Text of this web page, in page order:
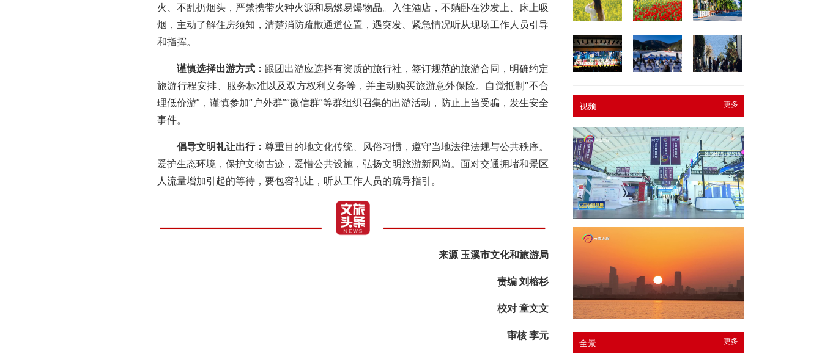
火、不乱扔烟头，严禁携带火种火源和易燃易爆物品。入住酒店，不躺卧在沙发上、床上吸
烟，主动了解住房须知，清楚消防疏散通道位置，遇突发、紧急情况听从现场工作人员引导
和指挥。
谨慎选择出游方式： 跟团出游应选择有资质的旅行社，签订规范的旅游合同，明确约定
旅游行程安排、服务标准以及双方权利义务等，并主动购买旅游意外保险。自觉抵制“不合
理低价游”，谨慎参加“户外群”“微信群”等群组织召集的出游活动，防止上当受骗，发生安全
事件。
倡导文明礼让出行： 尊重目的地文化传统、风俗习惯，遵守当地法律法规与公共秩序。
爱护生态环境，保护文物古迹，爱惜公共设施，弘扬文明旅游新风尚。面对交通拥堵和景区
人流量增加引起的等待，要包容礼让，听从工作人员的疏导指引。
来源 玉溪市文化和旅游局
责编 刘榕杉
校对 童文文
审核 李元
更多
视频
更多
全景